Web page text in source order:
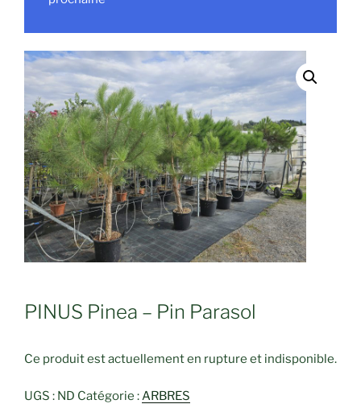
PINUS Pinea – Pin Parasol
Ce produit est actuellement en rupture et indisponible.
UGS : ND Catégorie :ARBRES